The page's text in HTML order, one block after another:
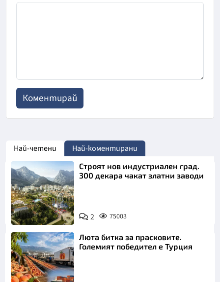
Най-четени Най-коментирани
Строят нов индустриален град.
300 декара чакат златни заводи
2 75003
Люта битка за прасковите.
Големият победител е Турция